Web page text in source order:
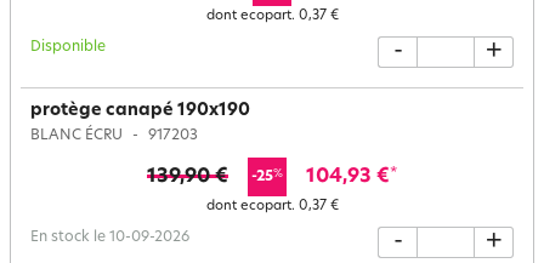
dont ecopart. 0,37 €
Disponible - +
protège canapé 190x190
BLANC ÉCRU 917203
139,90 € -25% 104,93 €*
dont ecopart. 0,37 €
En stock le 10-09-2026 - +